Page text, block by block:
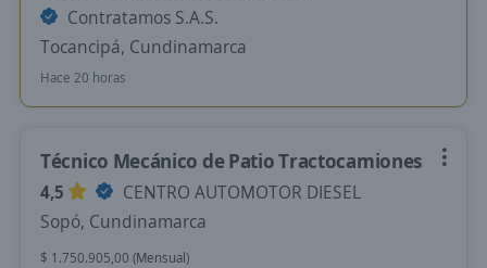
Contratamos S.A.S.
Tocancipá, Cundinamarca
Hace 20 horas
Técnico Mecánico de Patio Tractocamiones
4,5
CENTRO AUTOMOTOR DIESEL
Sopó, Cundinamarca
$ 1.750.905,00 (Mensual)